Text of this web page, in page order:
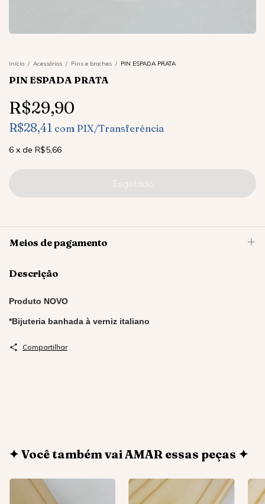
Início / Acessórios / Pins e broches / PIN ESPADA PRATA
PIN ESPADA PRATA
R$29,90
R$28,41 com PIX/Transferência
6 x de R$5,66
Meios de pagamento
Descrição
Produto NOVO
*Bijuteria banhada à verniz italiano
Compartilhar
✦ Você também vai AMAR essas peças ✦